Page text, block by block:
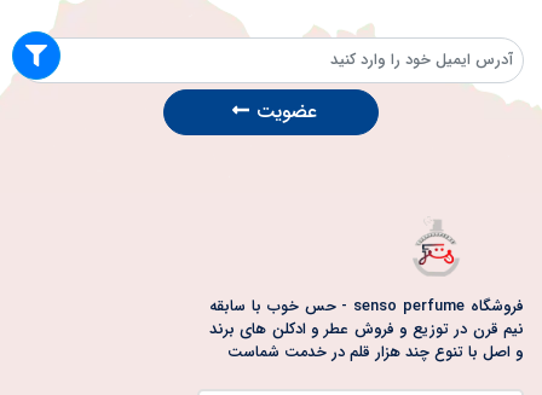
عضویت
فروشگاه senso perfume - حس خوب با سابقه
نیم قرن در توزیع و فروش عطر و ادکلن های برند
و اصل با تنوع چند هزار قلم در خدمت شماست